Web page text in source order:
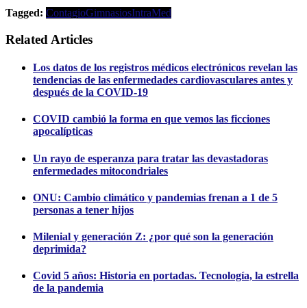
Tagged: ContagioGimnasiosIntraMed
Related Articles
Los datos de los registros médicos electrónicos revelan las
tendencias de las enfermedades cardiovasculares antes y
después de la COVID-19
COVID cambió la forma en que vemos las ficciones
apocalípticas
Un rayo de esperanza para tratar las devastadoras
enfermedades mitocondriales
ONU: Cambio climático y pandemias frenan a 1 de 5
personas a tener hijos
Milenial y generación Z: ¿por qué son la generación
deprimida?
Covid 5 años: Historia en portadas. Tecnología, la estrella
de la pandemia